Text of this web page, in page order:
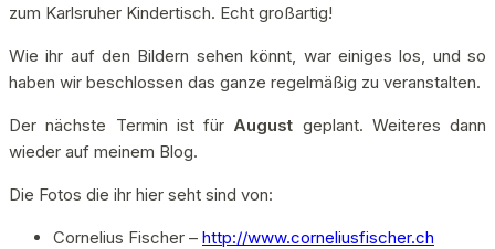
zum Karlsruher Kindertisch. Echt großartig!
Wie ihr auf den Bildern sehen könnt, war einiges los, und so
haben wir beschlossen das ganze regelmäßig zu veranstalten.
Der nächste Termin ist für August geplant. Weiteres dann
wieder auf meinem Blog.
Die Fotos die ihr hier seht sind von:
Cornelius Fischer – http://www.corneliusfischer.ch